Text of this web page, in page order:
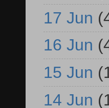
17 Jun
16 Jun
15 Jun
14 Jun